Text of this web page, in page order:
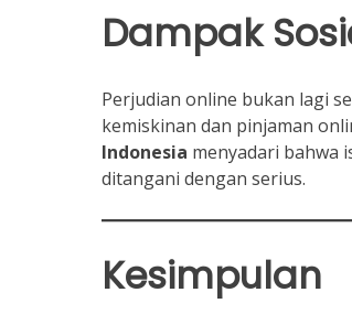
Dampak
Perjudian online bukan lagi
kemiskinan dan pinjaman
Indonesia menyadari bahwa
ditangani dengan serius.
Kesimpulan